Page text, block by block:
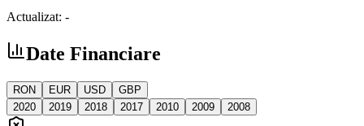
Actualizat: -
Date Financiare
RON EUR USD
GBP
2020
2019 2018 2017 2010 2009 2008